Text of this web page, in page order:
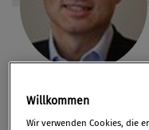
Bernhard
Willkommen
Wir verwenden Cookies, die